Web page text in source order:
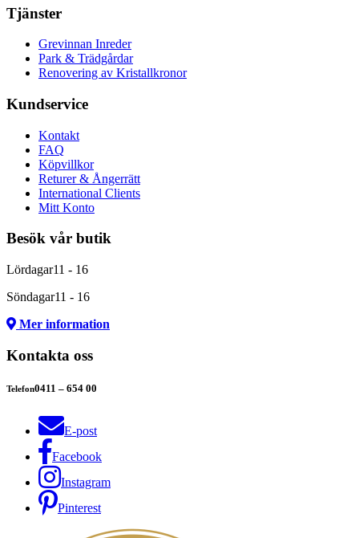
Tjänster
Grevinnan Inreder
Park & Trädgårdar
Renovering av Kristallkronor
Kundservice
Kontakt
FAQ
Köpvillkor
Returer & Ångerrätt
International Clients
Mitt Konto
Besök vår butik
Lördagar11 - 16
Söndagar11 - 16
Mer information
Kontakta oss
Telefon0411 – 654 00
E-post
Facebook
Instagram
Pinterest